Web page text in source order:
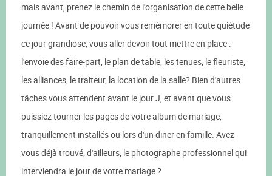
mais avant, prenez le chemin de l'organisation de cette belle
journée ! Avant de pouvoir vous remémorer en toute quiétude
ce jour grandiose, vous aller devoir tout mettre en place :
l'envoie des faire-part, le plan de table, les tenues, le fleuriste,
les alliances, le traiteur, la location de la salle? Bien d'autres
tâches vous attendent avant le jour J, et avant que vous
puissiez tourner les pages de votre album de mariage,
tranquillement installés ou lors d'un diner en famille. Avez-
vous déjà trouvé, d'ailleurs, le photographe professionnel qui
interviendra le jour de votre mariage ?